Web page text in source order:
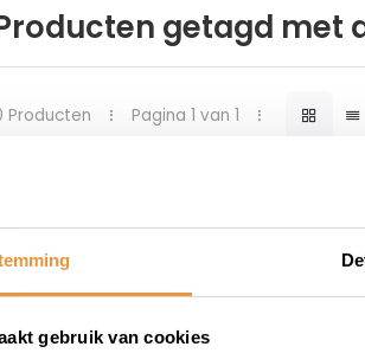
gebruik van cookies
getagd met
Producten Pagina 1 van 1
uw tweewieler